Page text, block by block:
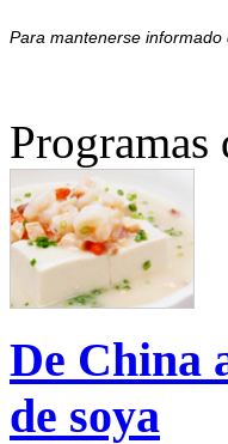
Para mantenerse
De China
de soya